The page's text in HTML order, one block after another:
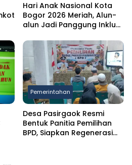
Hari Anak Nasional Kota
Bogor 2026 Meriah, Alun-
alun Jadi Panggung Inklusi
Pemerintahan
Desa Pasirgaok Resmi
Bentuk Panitia Pemilihan
BPD, Siapkan Regenerasi